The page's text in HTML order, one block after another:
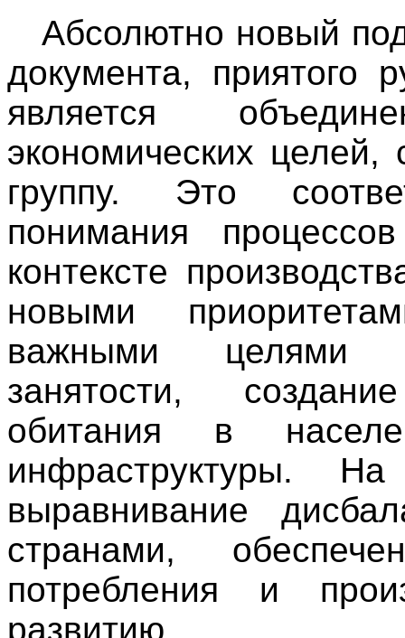
Абсолютно новый
документа, приятого
является
экономических
группу. Это
понимания
контексте
новыми
важными целями
занятости,
обитания в
инфраструктуры.
выравнивание
странами,
потребления и
развитию.